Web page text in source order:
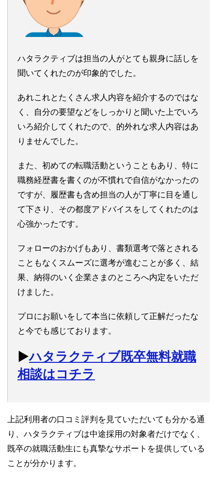
ハタラクティブは担当の人がとても親身に話しを
聞いてくれたのが印象的でした。
あれこれとたくさん求人内容を紹介するのではな
く、自分の要望などをしっかりと聞いた上でいろ
いろ紹介してくれたので、的外れな求人内容はあ
りませんでした。
また、初めての転職活動ということもあり、特に
職務経歴書を書くのが不慣れで自信がなかったの
ですが、履歴書も含め担当の人が丁寧に目を通し
て下さり、その都度アドバイスをしてくれたのは
心強かったです。
フォローのおかげもあり、書類選考で落とされる
こともなくスムーズに選考が進むことが多く、結
果、納得のいく企業さまのところへ内定をいただ
けました。
プロにお願いをして本当に依頼して正解だったな
と今でも感じております。
▶︎ハタラクティブ既卒無料就職
相談はコチラ
上記利用者の口コミ評判を見ていただいても分かる通
り、ハタラクティブは中途採用の対象者だけでなく、
既卒の就職活動生にも真摯なサポートを提供している
ことが分かります。